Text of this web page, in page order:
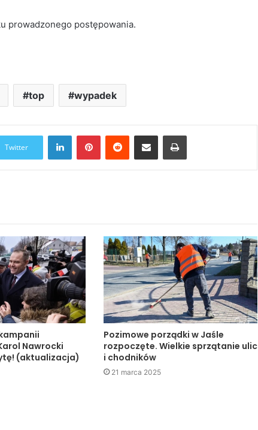
prowadzonego postępowania.
top wypadek
Twitter
LinkedIn
Nawrocki
(aktualizacja)
Pozimowe porządki w Jaśle
rozpoczęte. Wielkie sprzątanie ulic
i chodników
21 marca 2025